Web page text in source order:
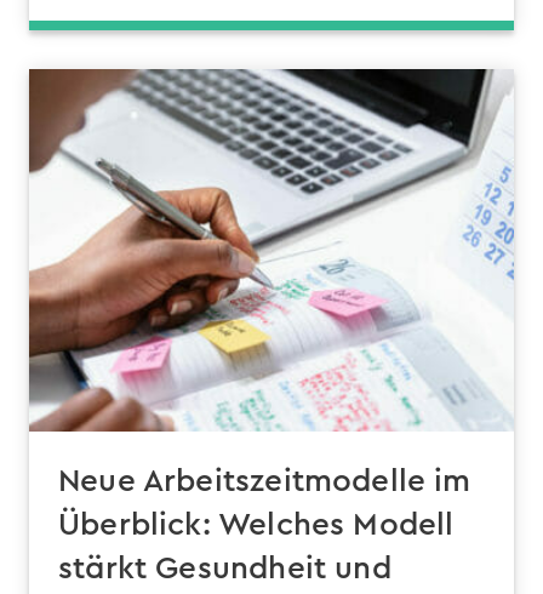
Neue Arbeitszeitmodelle im
Überblick: Welches Modell
stärkt Gesundheit und